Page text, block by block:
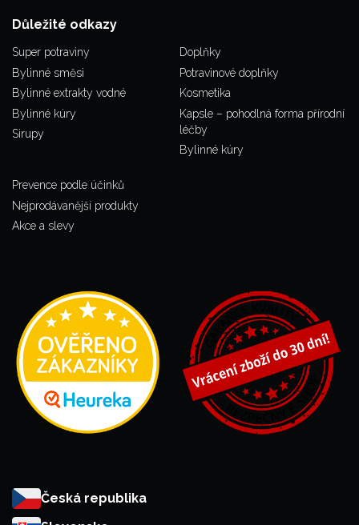
Důležité odkazy
Super potraviny
Bylinné směsi
Bylinné extrakty vodné
Bylinné kúry
Sirupy
Doplňky
Potravinové doplňky
Kosmetika
Kapsle – pohodlná forma přírodní
léčby
Bylinné kúry
Prevence podle účinků
Nejprodávanější produkty
Akce a slevy
Česká republika